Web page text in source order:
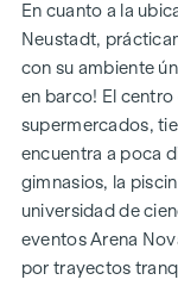
regalo una cocina
televisor UHD de
www.winegg.at/
EQUIPAMIENTO
Calefacción por
Suministro
Instalación
En cuanto a la
Neustadt,
con su ambiente
en barco! El
supermercados,
encuentra a poca
gimnasios, la
universidad de
eventos Arena
por trayectos